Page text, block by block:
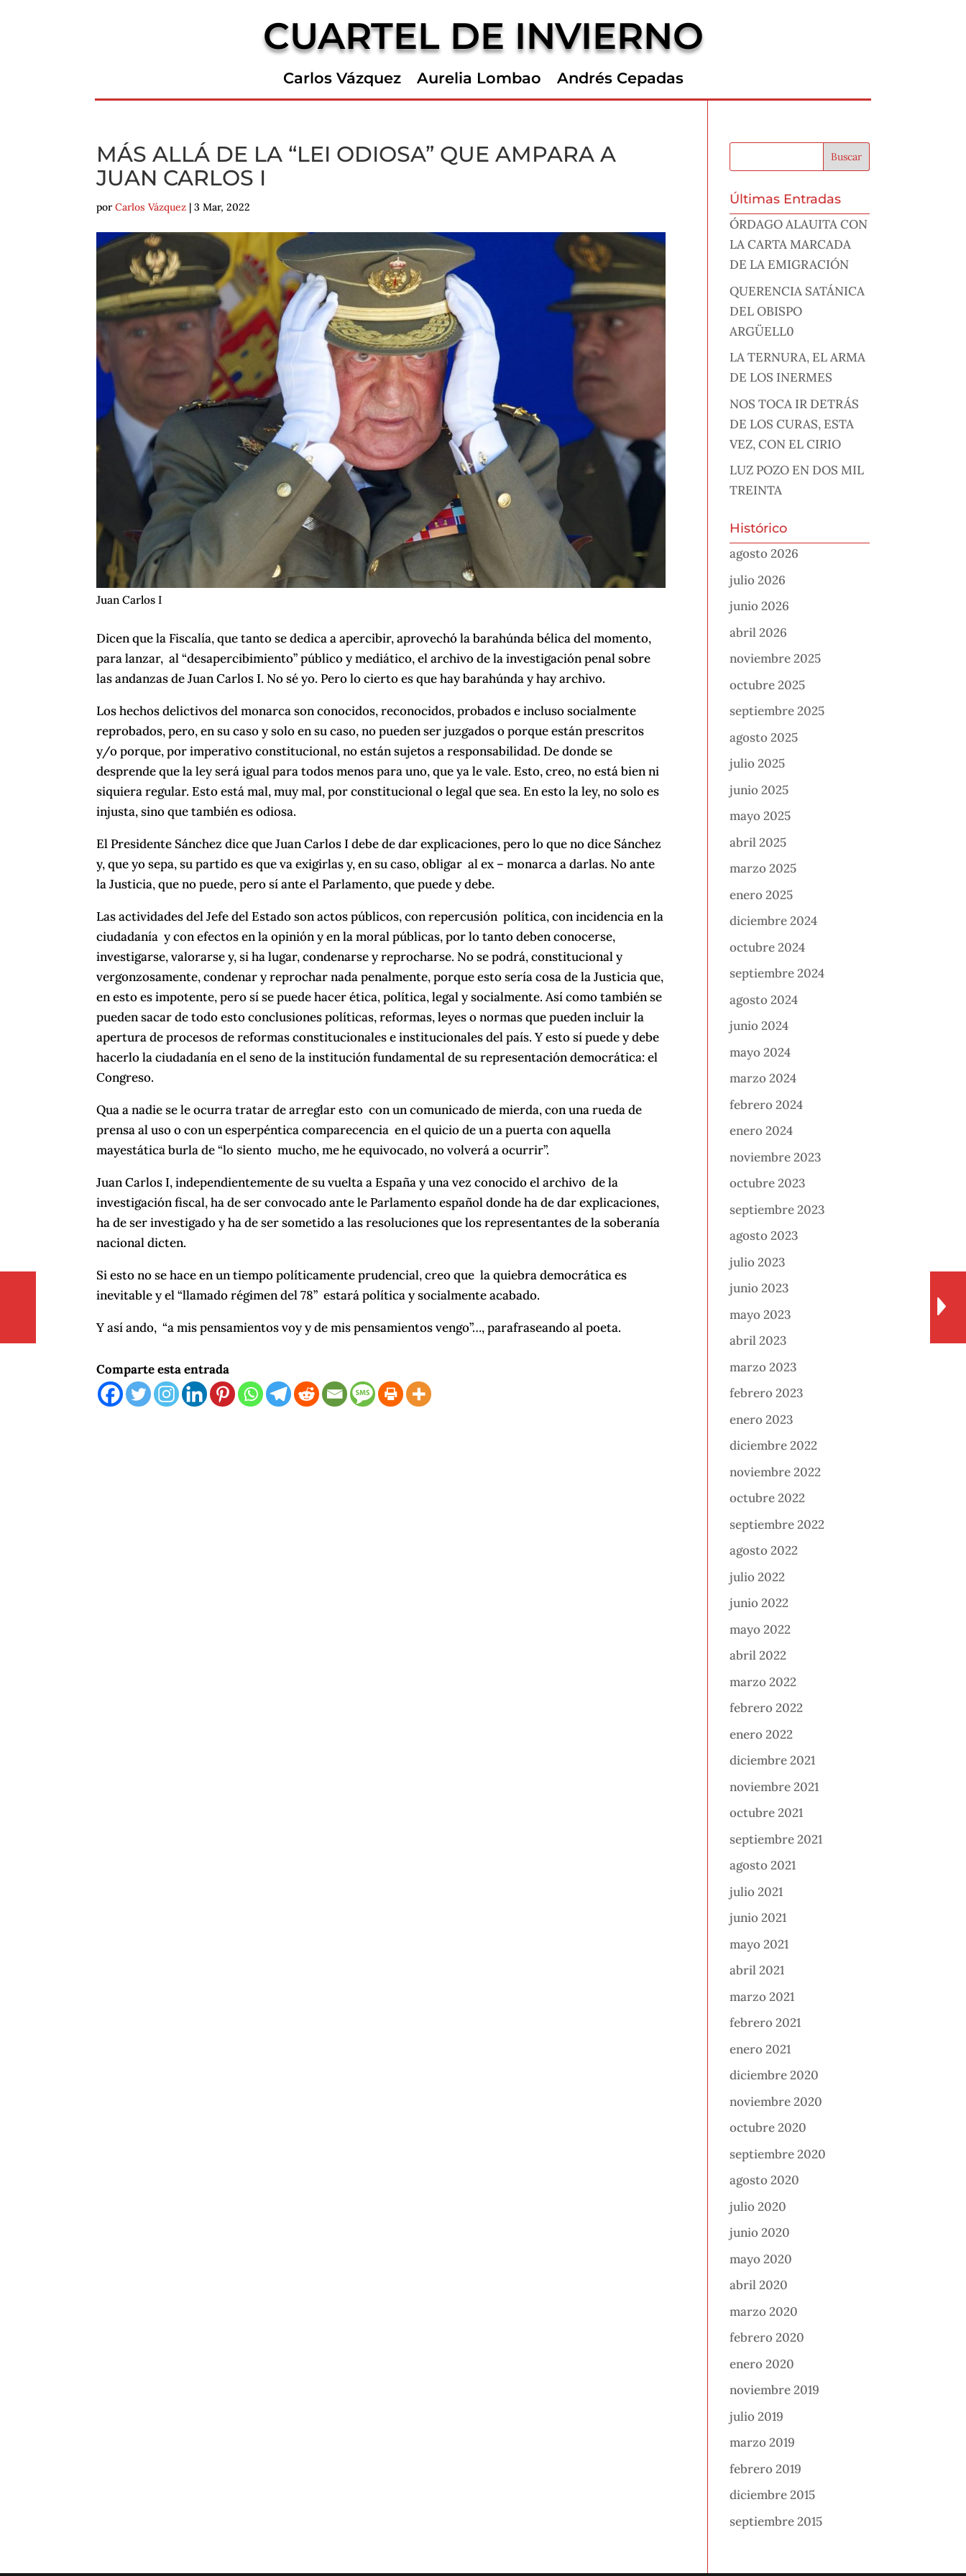
CUARTEL DE INVIERNO
Carlos Vázquez Aurelia Lombao Andrés Cepadas
MÁS ALLÁ DE LA “LEI ODIOSA” QUE AMPARA A
JUAN CARLOS I
porCarlos Vázquez |3 Mar, 2022
Juan Carlos I
Dicen que la Fiscalía, que tanto se dedica a apercibir, aprovechó la barahúnda bélica del momento,
para lanzar, al “desapercibimiento” público y mediático, el archivo de la investigación penal sobre
las andanzas de Juan Carlos I. No sé yo. Pero lo cierto es que hay barahúnda y hay archivo.
Los hechos delictivos del monarca son conocidos, reconocidos, probados e incluso socialmente
reprobados, pero, en su caso y solo en su caso, no pueden ser juzgados o porque están prescritos
y/o porque, por imperativo constitucional, no están sujetos a responsabilidad. De donde se
desprende que la ley será igual para todos menos para uno, que ya le vale. Esto, creo, no está bien ni
siquiera regular. Esto está mal, muy mal, por constitucional o legal que sea. En esto la ley, no solo es
injusta, sino que también es odiosa.
El Presidente Sánchez dice que Juan Carlos I debe de dar explicaciones, pero lo que no dice Sánchez
y, que yo sepa, su partido es que va exigirlas y, en su caso, obligar al ex – monarca a darlas. No ante
la Justicia, que no puede, pero sí ante el Parlamento, que puede y debe.
Las actividades del Jefe del Estado son actos públicos, con repercusión política, con incidencia en la
ciudadanía y con efectos en la opinión y en la moral públicas, por lo tanto deben conocerse,
investigarse, valorarse y, si ha lugar, condenarse y reprocharse. No se podrá, constitucional y
vergonzosamente, condenar y reprochar nada penalmente, porque esto sería cosa de la Justicia que,
en esto es impotente, pero sí se puede hacer ética, política, legal y socialmente. Así como también se
pueden sacar de todo esto conclusiones políticas, reformas, leyes o normas que pueden incluir la
apertura de procesos de reformas constitucionales e institucionales del país. Y esto sí puede y debe
hacerlo la ciudadanía en el seno de la institución fundamental de su representación democrática: el
Congreso.
Qua a nadie se le ocurra tratar de arreglar esto con un comunicado de mierda, con una rueda de
prensa al uso o con un esperpéntica comparecencia en el quicio de un a puerta con aquella
mayestática burla de “lo siento mucho, me he equivocado, no volverá a ocurrir”.
Juan Carlos I, independientemente de su vuelta a España y una vez conocido el archivo de la
investigación fiscal, ha de ser convocado ante le Parlamento español donde ha de dar explicaciones,
ha de ser investigado y ha de ser sometido a las resoluciones que los representantes de la soberanía
nacional dicten.
Si esto no se hace en un tiempo políticamente prudencial, creo que la quiebra democrática es
inevitable y el “llamado régimen del 78” estará política y socialmente acabado.
Y así ando, “a mis pensamientos voy y de mis pensamientos vengo”…, parafraseando al poeta.
Comparte esta entrada
Últimas Entradas
ÓRDAGO ALAUITA CON
LA CARTA MARCADA
DE LA EMIGRACIÓN
QUERENCIA SATÁNICA
DEL OBISPO
ARGÜELL0
LA TERNURA, EL ARMA
DE LOS INERMES
NOS TOCA IR DETRÁS
DE LOS CURAS, ESTA
VEZ, CON EL CIRIO
LUZ POZO EN DOS MIL
TREINTA
Histórico
agosto 2026
julio 2026
junio 2026
abril 2026
noviembre 2025
octubre 2025
septiembre 2025
agosto 2025
julio 2025
junio 2025
mayo 2025
abril 2025
marzo 2025
enero 2025
diciembre 2024
octubre 2024
septiembre 2024
agosto 2024
junio 2024
mayo 2024
marzo 2024
febrero 2024
enero 2024
noviembre 2023
octubre 2023
septiembre 2023
agosto 2023
julio 2023
junio 2023
mayo 2023
abril 2023
marzo 2023
febrero 2023
enero 2023
diciembre 2022
noviembre 2022
octubre 2022
septiembre 2022
agosto 2022
julio 2022
junio 2022
mayo 2022
abril 2022
marzo 2022
febrero 2022
enero 2022
diciembre 2021
noviembre 2021
octubre 2021
septiembre 2021
agosto 2021
julio 2021
junio 2021
mayo 2021
abril 2021
marzo 2021
febrero 2021
enero 2021
diciembre 2020
noviembre 2020
octubre 2020
septiembre 2020
agosto 2020
julio 2020
junio 2020
mayo 2020
abril 2020
marzo 2020
febrero 2020
enero 2020
noviembre 2019
julio 2019
marzo 2019
febrero 2019
diciembre 2015
septiembre 2015